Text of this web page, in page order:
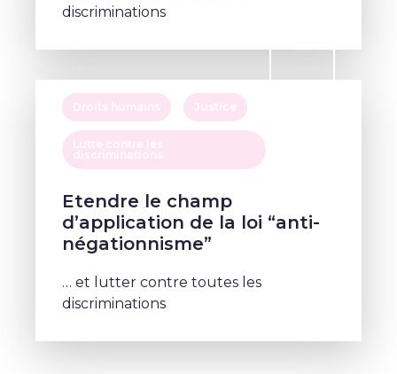
discriminations
Droits humains Justice
Lutte contre les
discriminations
Etendre le champ
d’application de la loi “anti-
négationnisme”
… et lutter contre toutes les
discriminations